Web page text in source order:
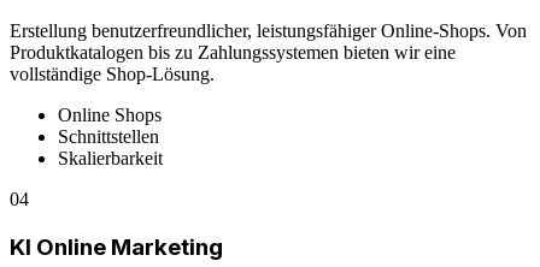
Erstellung benutzerfreundlicher, leistungsfähiger Online-Shops. Von
Produktkatalogen bis zu Zahlungssystemen bieten wir eine
vollständige Shop-Lösung.
Online Shops
Schnittstellen
Skalierbarkeit
04
KI Online Marketing